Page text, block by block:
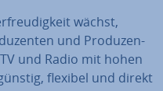
wächst,
und Pro­du­zen­
und Radio mit hohen
flexibel und direkt